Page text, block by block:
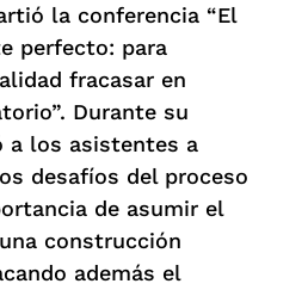
la conferencia “El
perfecto: para
fracasar en
Durante su
a los asistentes a
desafíos del proceso
de asumir el
construcción
además el